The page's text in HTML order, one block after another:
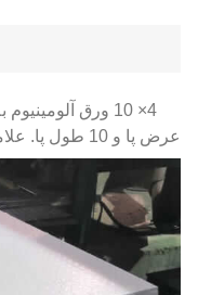
عرض پا و 10 طول پا. علامت "4×10" ابعاد ورق را نشان می دهد.